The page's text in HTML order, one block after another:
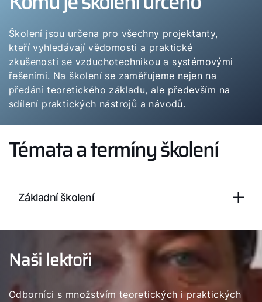
Školení jsou určena pro všechny projektanty,
kteří vyhledávají vědomosti a praktické
zkušenosti se vzduchotechnikou a systémovými
řešeními. Na školení se zaměřujeme nejen na
předání teoretického základu, ale především na
sdílení praktických nástrojů a návodů.
Témata a termíny školení
Základní školení
Naši lektoři
Odborníci s množstvím teoretických i praktických
Důležité odkazy
Kontakty
Servisní portál
Bonus program